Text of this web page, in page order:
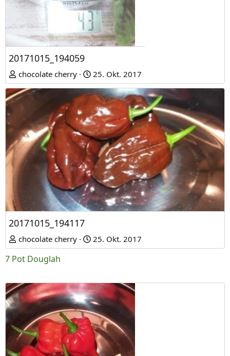
20171015_194059
chocolate cherry 25. Okt. 2017
20171015_194117
chocolate cherry 25. Okt. 2017
7 Pot Douglah